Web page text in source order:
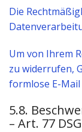
Die
Um von Ihrem
zu widerrufen,
formlose E-
5.8.
– Art. 77